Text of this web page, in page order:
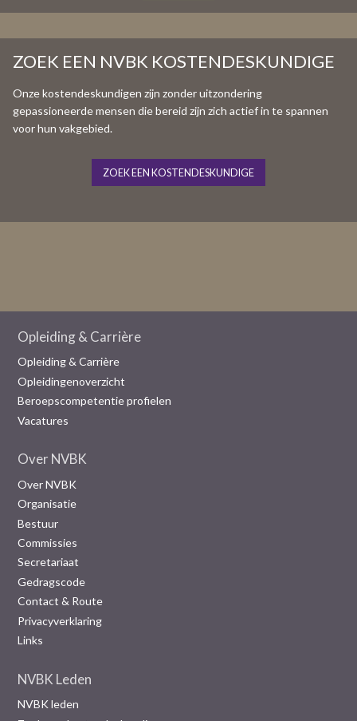
ZOEK EEN NVBK KOSTENDESKUNDIGE
Onze kostendeskundigen zijn zonder uitzondering
gepassioneerde mensen die bereid zijn zich actief in te spannen
voor hun vakgebied.
ZOEK EEN KOSTENDESKUNDIGE
Opleiding & Carrière
Opleiding & Carrière
Opleidingenoverzicht
Beroepscompetentie profielen
Vacatures
Over NVBK
Over NVBK
Organisatie
Bestuur
Commissies
Secretariaat
Gedragscode
Contact & Route
Privacyverklaring
Links
NVBK Leden
NVBK leden